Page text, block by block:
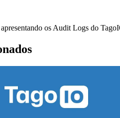
os Audit Logs do